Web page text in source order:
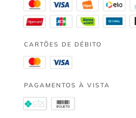
CARTÕES DE DÉBITO
PAGAMENTOS À VISTA